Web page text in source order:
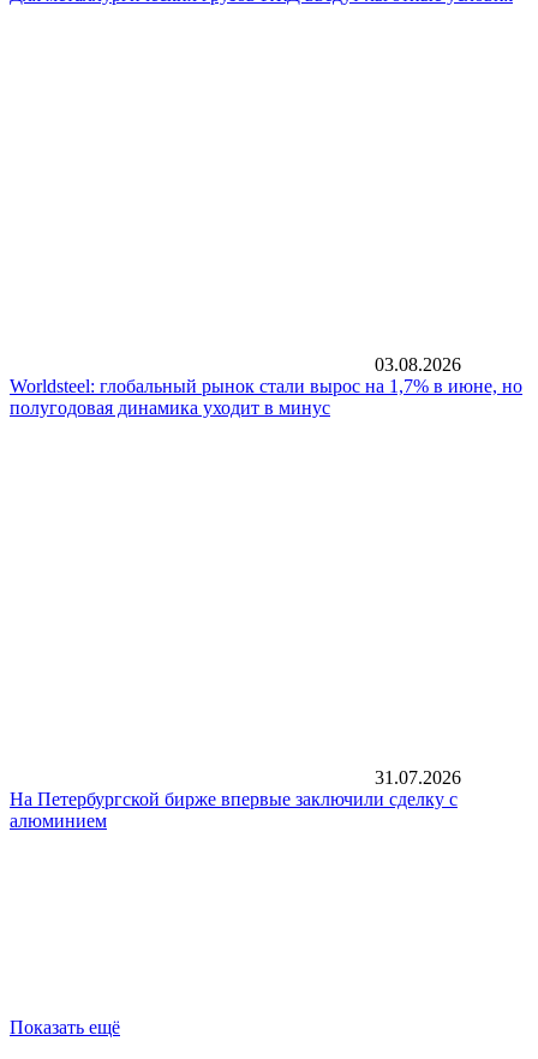
03.08.2026
Worldsteel: глобальный рынок стали вырос на 1,7% в июне, но
полугодовая динамика уходит в минус
31.07.2026
На Петербургской бирже впервые заключили сделку с
алюминием
Показать ещё